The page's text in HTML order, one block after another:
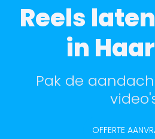
Reels
in
Pak de
OFFERTE